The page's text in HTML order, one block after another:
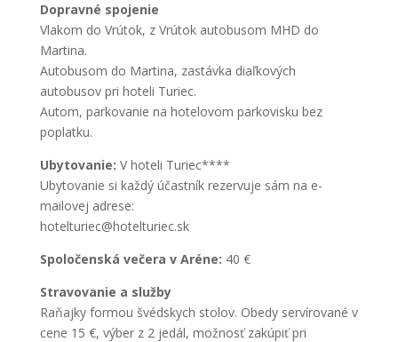
Dopravné spojenie
Vlakom do Vrútok, z Vrútok autobusom MHD do
Martina.
Autobusom do Martina, zastávka diaľkových
autobusov pri hoteli Turiec.
Autom, parkovanie na hotelovom parkovisku bez
poplatku.
Ubytovanie: V hoteli Turiec****
Ubytovanie si každý účastník rezervuje sám na e-
mailovej adrese:
hotelturiec@hotelturiec.sk
Spoločenská večera v Aréne: 40 €
Stravovanie a služby
Raňajky formou švédskych stolov. Obedy servírované v
cene 15 €, výber z 2 jedál, možnosť zakúpiť pri